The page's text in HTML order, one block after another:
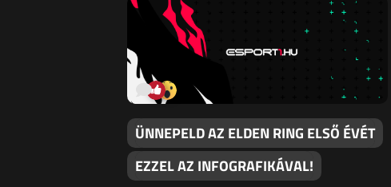
ÜNNEPELD AZ ELDEN RING ELSŐ ÉVÉT
EZZEL AZ INFOGRAFIKÁVAL!